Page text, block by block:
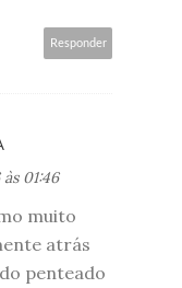
Responder
01:46
muito
atrás
penteado